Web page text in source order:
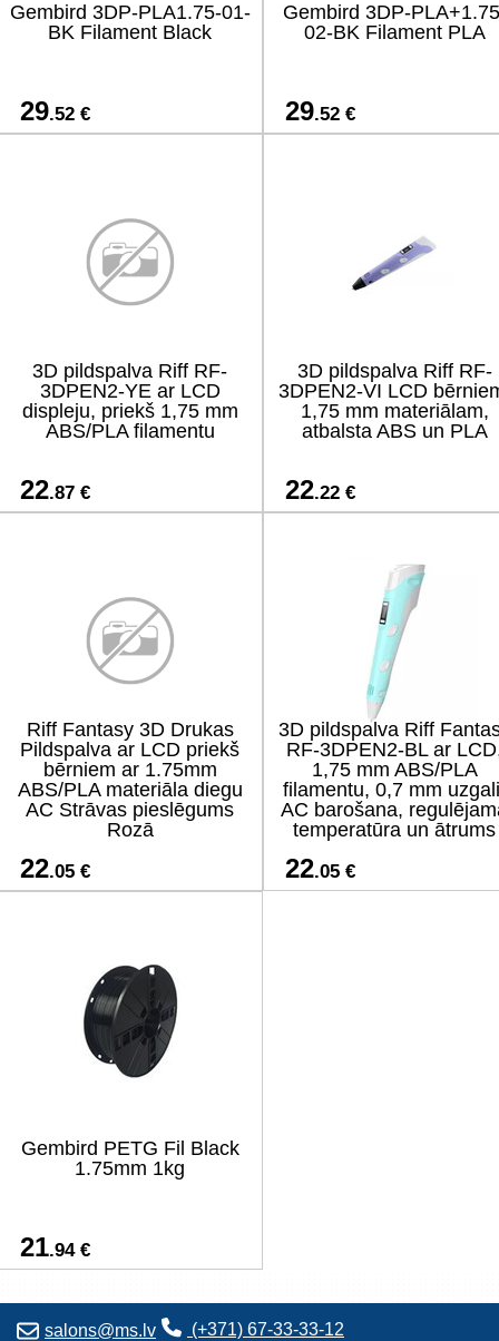
Gembird 3DP-PLA1.75-01-
BK Filament Black
29.52 €
Gembird 3DP-
02-BK Filament PLA
29.52 €
3D pildspalva Riff RF-
3DPEN2-YE ar LCD
displeju, priekš 1,75 mm
ABS/PLA filamentu
22.87 €
3D pildspalva Riff RF-
3DPEN2-VI LCD
1,75 mm materiālam,
atbalsta ABS un PLA
22.22 €
Riff Fantasy 3D Drukas
Pildspalva ar LCD priekš
bērniem ar 1.75mm
ABS/PLA materiāla diegu
AC Strāvas pieslēgums
Rozā
22.05 €
3D pildspalva Riff
RF-3DPEN2-BL ar
1,75 mm ABS/PLA
filamentu, 0,7 mm
AC barošana,
temperatūra un ātrums
22.05 €
Gembird PETG Fil Black
1.75mm 1kg
21.94 €
salons@ms.lv (+371) 67-33-33-12